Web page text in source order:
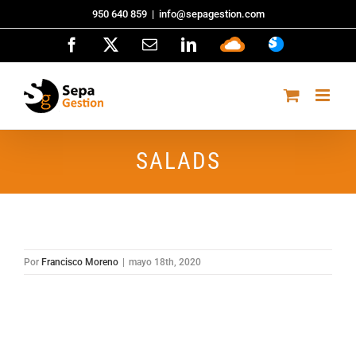
al
950 640 859 | info@sepagestion.com
Facebook
CorreoLinkedIn
Sepa
SALADS
Por Francisco Moreno | mayo 18th, 2020